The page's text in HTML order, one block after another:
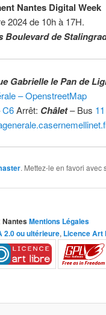
Nantes Digital Week
2024 de 10h à 17H.
Boulevard de
Gabrielle le Pan de
– OpenstreetMap
C6Arrêt: Châlet– Bus 11
. Mettez-le en favori avec
NantesMentions Légales
2.0 ou ultérieure, Licence Art